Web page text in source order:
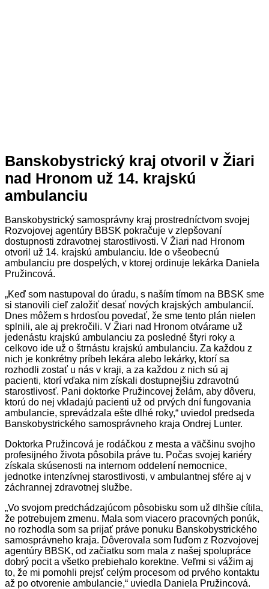
Banskobystrický kraj otvoril v Žiari
nad Hronom už 14. krajskú
ambulanciu
Banskobystrický samosprávny kraj prostredníctvom svojej
Rozvojovej agentúry BBSK pokračuje v zlepšovaní
dostupnosti zdravotnej starostlivosti. V Žiari nad Hronom
otvoril už 14. krajskú ambulanciu. Ide o všeobecnú
ambulanciu pre dospelých, v ktorej ordinuje lekárka Daniela
Pružincová.
„Keď som nastupoval do úradu, s naším tímom na BBSK sme
si stanovili cieľ založiť desať nových krajských ambulancií.
Dnes môžem s hrdosťou povedať, že sme tento plán nielen
splnili, ale aj prekročili. V Žiari nad Hronom otvárame už
jedenástu krajskú ambulanciu za posledné štyri roky a
celkovo ide už o štrnástu krajskú ambulanciu. Za každou z
nich je konkrétny príbeh lekára alebo lekárky, ktorí sa
rozhodli zostať u nás v kraji, a za každou z nich sú aj
pacienti, ktorí vďaka nim získali dostupnejšiu zdravotnú
starostlivosť. Pani doktorke Pružincovej želám, aby dôveru,
ktorú do nej vkladajú pacienti už od prvých dní fungovania
ambulancie, sprevádzala ešte dlhé roky,“ uviedol predseda
Banskobystrického samosprávneho kraja Ondrej Lunter.
Doktorka Pružincová je rodáčkou z mesta a väčšinu svojho
profesijného života pôsobila práve tu. Počas svojej kariéry
získala skúsenosti na internom oddelení nemocnice,
jednotke intenzívnej starostlivosti, v ambulantnej sfére aj v
záchrannej zdravotnej službe.
„Vo svojom predchádzajúcom pôsobisku som už dlhšie cítila,
že potrebujem zmenu. Mala som viacero pracovných ponúk,
no rozhodla som sa prijať práve ponuku Banskobystrického
samosprávneho kraja. Dôverovala som ľuďom z Rozvojovej
agentúry BBSK, od začiatku som mala z našej spolupráce
dobrý pocit a všetko prebiehalo korektne. Veľmi si vážim aj
to, že mi pomohli prejsť celým procesom od prvého kontaktu
až po otvorenie ambulancie,“ uviedla Daniela Pružincová.